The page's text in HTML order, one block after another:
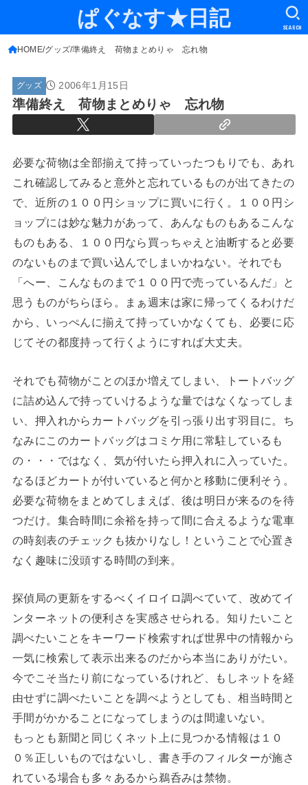
ぱぐなす★日記 SEARCH
HOME グッズ 準備終え 荷物まとめりゃ 忘れ物
グッズ 2006年1月15日
準備終え 荷物まとめりゃ 忘れ物
必要な荷物は全部揃えて持っていったつもりでも、あれ
これ確認してみると意外と忘れているものが出てきたの
で、近所の１００円ショップに買いに行く。１００円シ
ョップには妙な魅力があって、あんなものもあるこんな
ものもある、１００円なら買っちゃえと油断すると必要
のないものまで買い込んでしまいかねない。それでも
「へー、こんなものまで１００円で売っているんだ」と
思うものがちらほら。まぁ週末は家に帰ってくるわけだ
から、いっぺんに揃えて持っていかなくても、必要に応
じてその都度持って行くようにすれば大丈夫。
それでも荷物がことのほか増えてしまい、トートバッグ
に詰め込んで持っていけるような量ではなくなってしま
い、押入れからカートバッグを引っ張り出す羽目に。ち
なみにこのカートバッグはコミケ用に常駐しているも
の・・・ではなく、気が付いたら押入れに入っていた。
なるほどカートが付いていると何かと移動に便利そう。
必要な荷物をまとめてしまえば、後は明日が来るのを待
つだけ。集合時間に余裕を持って間に合えるような電車
の時刻表のチェックも抜かりなし！ということで心置き
なく趣味に没頭する時間の到来。
探偵局の更新をするべくイロイロ調べていて、改めてイ
ンターネットの便利さを実感させられる。知りたいこと
調べたいことをキーワード検索すれば世界中の情報から
一気に検索して表示出来るのだから本当にありがたい。
今でこそ当たり前になっているけれど、もしネットを経
由せずに調べたいことを調べようとしても、相当時間と
手間がかかることになってしまうのは間違いない。
もっとも新聞と同じくネット上に見つかる情報は１０
０％正しいものではないし、書き手のフィルターが施さ
れている場合も多々あるから鵜呑みは禁物。